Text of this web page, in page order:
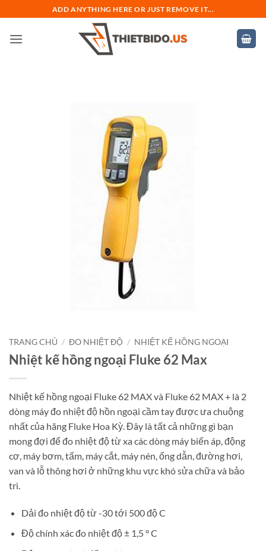
qua
nội
ADD ANYTHING HERE OR JUST REMOVE IT...
TRANG CHỦ / ĐO NHIỆT ĐỘ / NHIỆT KẾ HỒNG NGOẠI
Nhiệt kế hồng ngoại Fluke 62 Max
Nhiệt kế hồng ngoại Fluke 62 MAX và Fluke 62 MAX + là 2
dòng máy đo nhiệt độ hồn ngoại cầm tay được ưa chuộng
nhất của hãng Fluke Hoa Kỳ. Đây là tất cả những gì bạn
mong đợi để đo nhiệt độ từ xa các dòng máy biến áp, động
cơ, máy bơm, tấm, máy cắt, máy nén, ống dẫn, đường hơi,
van và lỗ thông hơi ở những khu vực khó sửa chữa và bảo
trì.
Dải đo nhiệt độ từ -30 tới 500 độ C
Độ chính xác đo nhiệt độ ± 1,5 ° C